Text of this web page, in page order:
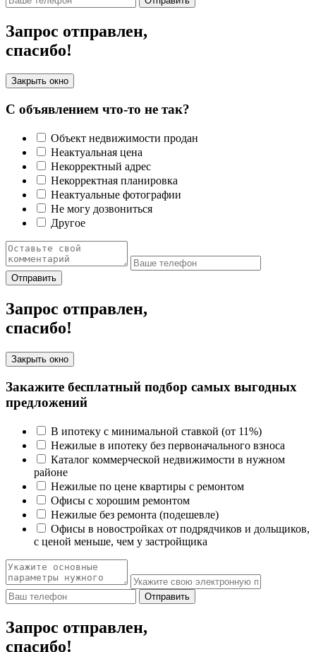
Запрос отправлен,
спасибо!
Закрыть окно
С объявлением что-то не так?
Объект недвижимости продан
Неактуальная цена
Некорректный адрес
Некорректная планировка
Неактуальные фотографии
Не могу дозвониться
Другое
Отправить
Запрос отправлен,
спасибо!
Закрыть окно
Закажите бесплатный подбор самых выгодных
предложений
В ипотеку с минимальной ставкой (от 11%)
Нежилые в ипотеку без первоначального взноса
Каталог коммерческой недвижимости в нужном
районе
Нежилые по цене квартиры с ремонтом
Офисы с хорошим ремонтом
Нежилые без ремонта (подешевле)
Офисы в новостройках от подрядчиков и дольщиков,
с ценой меньше, чем у застройщика
Отправить
Запрос отправлен,
спасибо!